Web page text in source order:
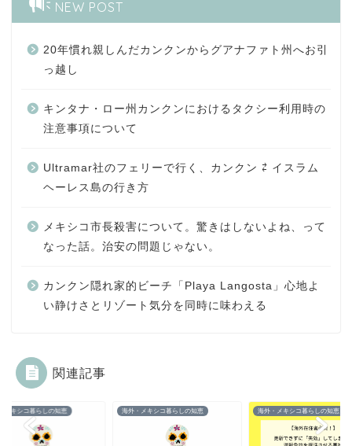
NEW POST
20年慣れ親しんだカンクンからグアナファト州へお引
っ越し
キンタナ・ロー州カンクンにおけるタクシー利用時の
注意事項について
Ultramar社のフェリーで行く、カンクン ⇄ イスラム
ヘーレス島の行き方
メキシコ市長殺害について。驚きはしないよね、って
なった話。治安の問題じゃない。
カンクン隠れ家的ビーチ「Playa Langosta」心地よ
い静けさとリゾート気分を同時に味わえる
関連記事
メキシコ暮らしの知恵 海外・メキシコ暮らしの知恵 海外・メキシコ暮らしの知恵